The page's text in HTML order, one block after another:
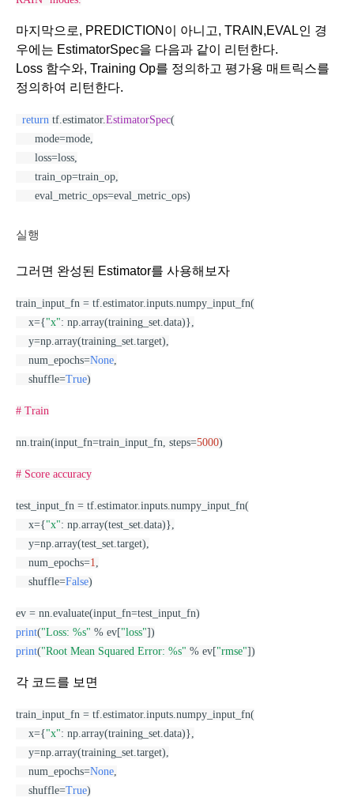
마지막으로, PREDICTION이 아니고, TRAIN,EVAL인 경
우에는 EstimatorSpec을 다음과 같이 리턴한다.
Loss 함수와, Training Op를 정의하고 평가용 매트릭스를
정의하여 리턴한다.
return tf.estimator.EstimatorSpec(
mode=mode,
loss=loss,
train_op=train_op,
eval_metric_ops=eval_metric_ops)
실행
그러면 완성된 Estimator를 사용해보자
train_input_fn = tf.estimator.inputs.numpy_input_fn(
x={"x": np.array(training_set.data)},
y=np.array(training_set.target),
num_epochs=None,
shuffle=True)
# Train
nn.train(input_fn=train_input_fn, steps=5000)
# Score accuracy
test_input_fn = tf.estimator.inputs.numpy_input_fn(
x={"x": np.array(test_set.data)},
y=np.array(test_set.target),
num_epochs=1,
shuffle=False)
ev = nn.evaluate(input_fn=test_input_fn)
print("Loss: %s" % ev["loss"])
print("Root Mean Squared Error: %s" % ev["rmse"])
각 코드를 보면
train_input_fn = tf.estimator.inputs.numpy_input_fn(
x={"x": np.array(training_set.data)},
y=np.array(training_set.target),
num_epochs=None,
shuffle=True)